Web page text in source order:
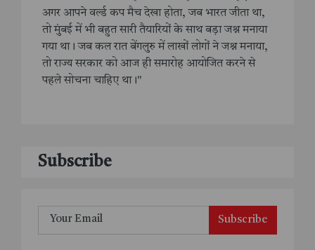
अगर आपने वर्ल्ड कप मैच देखा होता, जब भारत जीता था,
तो मुंबई में भी बहुत सारी तैयारियों के साथ बड़ा जश्न मनाया
गया था। जब कल रात बेंगलुरु में लाखों लोगों ने जश्न मनाया,
तो राज्य सरकार को आज ही समारोह आयोजित करने से
पहले सोचना चाहिए था।"
Subscribe
Subscribe